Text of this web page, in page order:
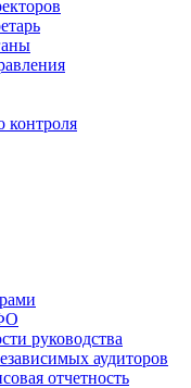
контроля
руководства
аудиторов
отчетность